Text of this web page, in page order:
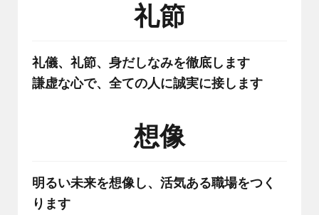
礼節
礼儀、礼節、身だしなみを徹底します
謙虚な心で、全ての人に誠実に接します
想像
明るい未来を想像し、活気ある職場をつく
ります